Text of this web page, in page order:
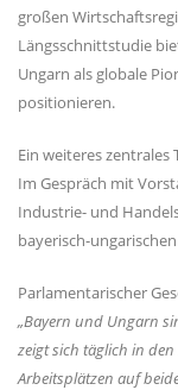
großen
Längsschnittstudie
Ungarn als globale
positionieren.
Ein weiteres
Im Gespräch mit
Industrie- und
bayerisch-
Parlamentarischer
Bayern und Ungarn
zeigt sich täglich in
Arbeitsplätzen auf